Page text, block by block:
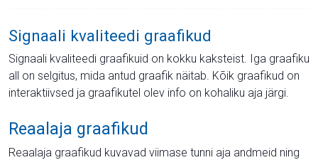
Signaali kvaliteedi graafikud
Signaali kvaliteedi graafikuid on kokku kaksteist. Iga graafiku
all on selgitus, mida antud graafik näitab. Kõik graafikud on
interaktiivsed ja graafikutel olev info on kohaliku aja järgi.
Reaalaja graafikud
Reaalaja graafikud kuvavad viimase tunni aja andmeid ning